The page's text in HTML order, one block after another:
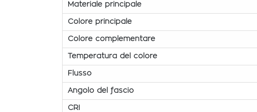
Materiale principale
Colore principale
Colore complementare
Temperatura del colore
Flusso
Angolo del fascio
CRI